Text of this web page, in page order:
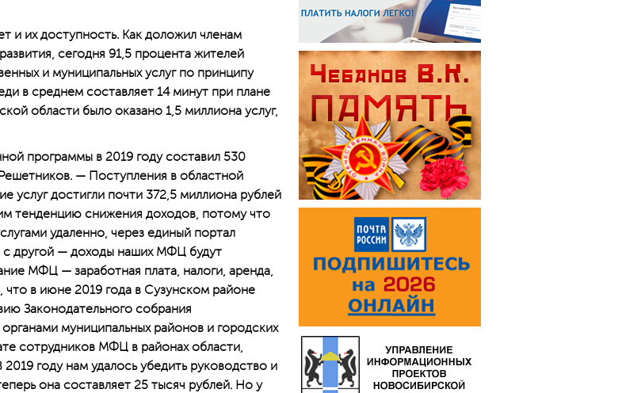
и их доступность. Как доложил членам
сегодня 91,5 процента жителей
и муниципальных услуг по принципу
в среднем составляет 14 минут при плане
области было оказано 1,5 миллиона услуг,
программы в 2019 году составил 530
— Поступления в областной
услуг достигли почти 372,5 миллиона рублей
тенденцию снижения доходов, потому что
удаленно, через единый портал
другой — доходы наших МФЦ будут
МФЦ — заработная плата, налоги, аренда,
в июне 2019 года в Сузунском районе
Законодательного собрания
муниципальных районов и городских
сотрудников МФЦ в районах области,
году нам удалось убедить руководство и
она составляет 25 тысяч рублей. Но у